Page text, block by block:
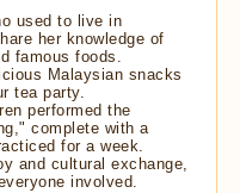
used to live in
her knowledge of
famous foods.
Malaysian snacks
tea party.
performed the
complete with a
for a week.
and cultural exchange,
involved.